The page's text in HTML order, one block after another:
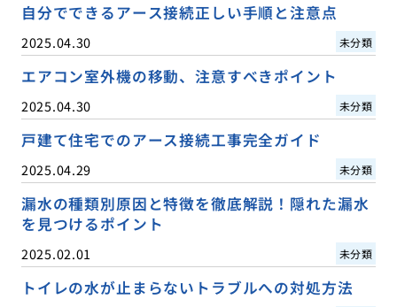
自分でできるアース接続正しい手順と注意点
2025.04.30 未分類
エアコン室外機の移動、注意すべきポイント
2025.04.30 未分類
戸建て住宅でのアース接続工事完全ガイド
2025.04.29 未分類
漏水の種類別原因と特徴を徹底解説！隠れた漏水
を見つけるポイント
2025.02.01 未分類
トイレの水が止まらないトラブルへの対処方法